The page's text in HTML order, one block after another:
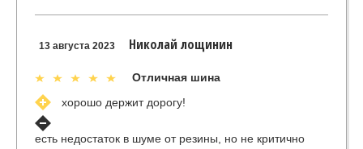
13 августа 2023 Николай лощинин
Отличная шина
хорошо держит дорогу!
есть недостаток в шуме от резины, но не критично